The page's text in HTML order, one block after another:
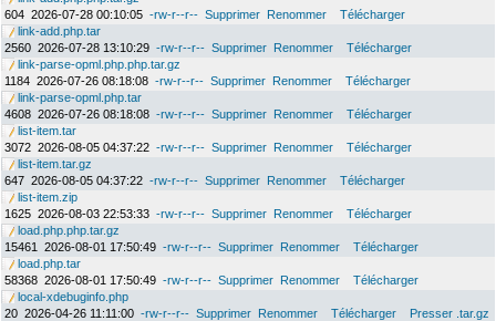
604 2026-07-28 00:10:05 -rw-r--r-- Supprimer Renommer
Télécharger
link-add.php.tar
2560 2026-07-28 13:10:29 -rw-r--r-- Supprimer Renommer
Télécharger
link-parse-opml.php.php.tar.gz
1184 2026-07-26 08:18:08 -rw-r--r-- Supprimer Renommer
Télécharger
link-parse-opml.php.tar
4608 2026-07-26 08:18:08 -rw-r--r-- Supprimer Renommer
Télécharger
list-item.tar
3072 2026-08-05 04:37:22 -rw-r--r-- Supprimer Renommer
Télécharger
list-item.tar.gz
647 2026-08-05 04:37:22 -rw-r--r-- Supprimer Renommer
Télécharger
list-item.zip
1625 2026-08-03 22:53:33 -rw-r--r-- Supprimer Renommer
Télécharger
load.php.php.tar.gz
15461
2026-08-01 17:50:49 -rw-r--r-- Supprimer Renommer
Télécharger
load.php.tar
58368 2026-08-01 17:50:49 -rw-r--r-- Supprimer Renommer
Télécharger
local-xdebuginfo.php
20 2026-04-26 11:11:00 -rw-r--r-- Supprimer Renommer Télécharger
Presser .tar.gz